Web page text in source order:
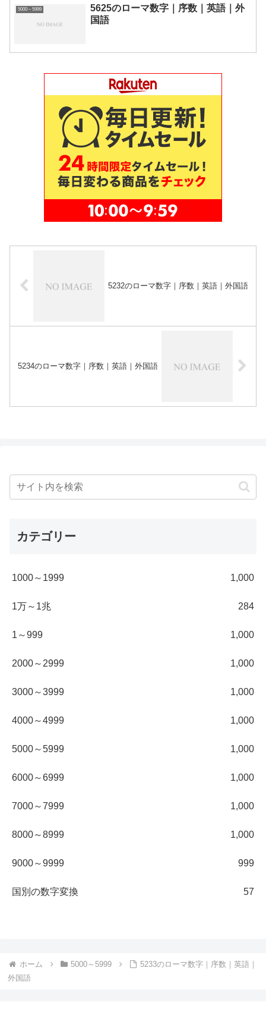
5000～5999
5625のローマ数字｜序数｜英語｜外
国語
5232のローマ数字｜序数｜英語｜外国語
5234のローマ数字｜序数｜英語｜外国語
カテゴリー
1000～1999 1,000
1万～1兆 284
1～999 1,000
2000～2999 1,000
3000～3999 1,000
4000～4999 1,000
5000～5999 1,000
6000～6999 1,000
7000～7999 1,000
8000～8999 1,000
9000～9999 999
国別の数字変換 57
ホーム 5000～5999
5233のローマ数字｜序数｜英語｜
外国語